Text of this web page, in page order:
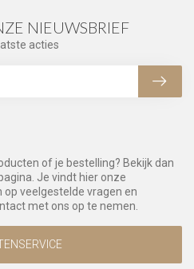
of je bestelling? Bekijk dan
Je vindt hier onze
veelgestelde vragen en
met ons op te nemen.
NIEUWSBRIEF
acties